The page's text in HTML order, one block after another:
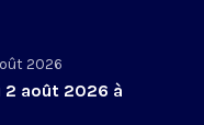
2026
2 août 2026 à